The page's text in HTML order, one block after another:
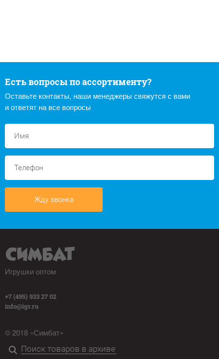
Есть вопросы по ассортименту?
Оставьте контакты, наши менеджеры свяжутся с вами
и ответят на все вопросы
Жду звонка
Игрушки оптом
+7 (495) 933 27 02
info@igr.ru
© 2018 «Симбат»